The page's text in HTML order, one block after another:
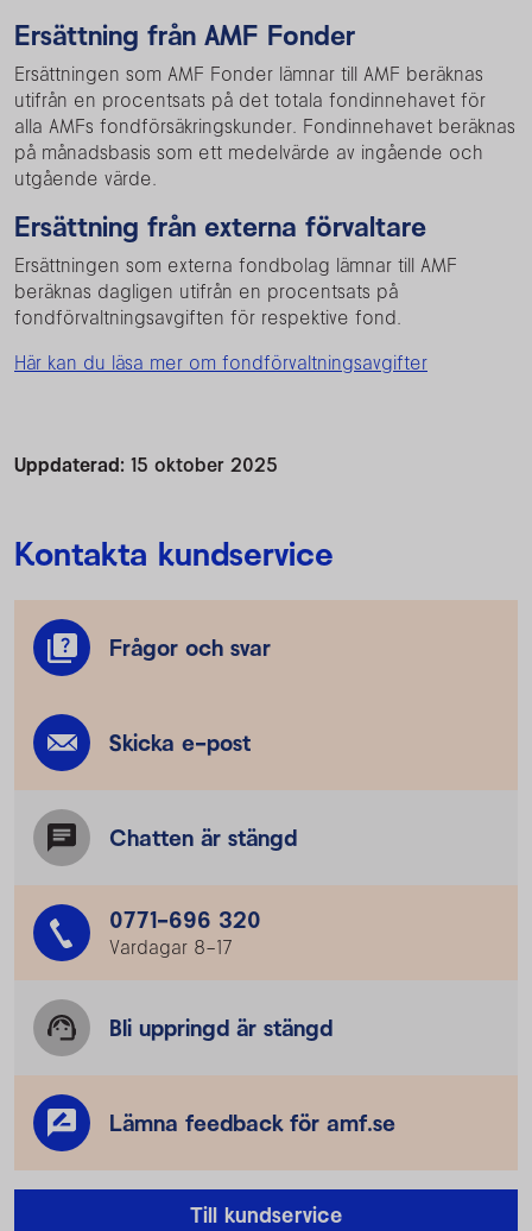
Ersättning från AMF Fonder
Ersättningen som AMF Fonder lämnar till AMF beräknas
utifrån en procentsats på det totala fondinnehavet för
alla AMFs fondförsäkringskunder. Fondinnehavet beräknas
på månadsbasis som ett medelvärde av ingående och
utgående värde.
Ersättning från externa förvaltare
Ersättningen som externa fondbolag lämnar till AMF
beräknas dagligen utifrån en procentsats på
fondförvaltningsavgiften för respektive fond.
Här kan du läsa mer om fondförvaltningsavgifter
Uppdaterad: 15 oktober 2025
Kontakta kundservice
Frågor och svar
Skicka e-post
Chatten är stängd
0771-696 320
Vardagar 8–17
Bli uppringd är stängd
Lämna feedback för amf.se
Till kundservice